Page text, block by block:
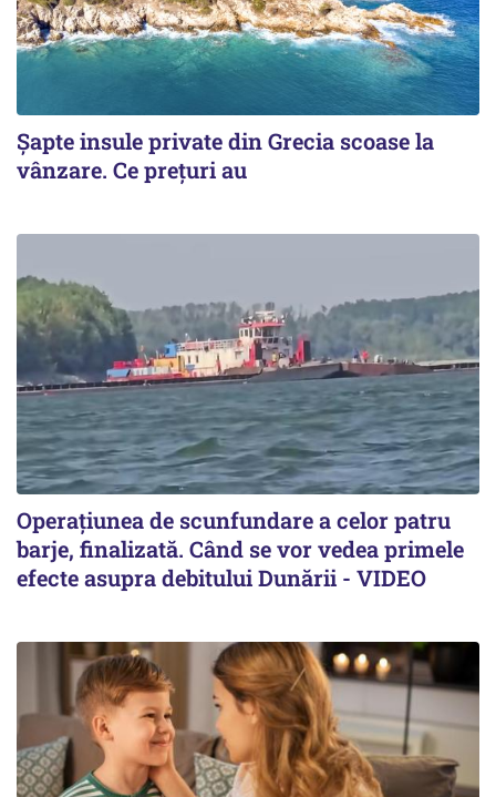
Șapte insule private din Grecia scoase la
vânzare. Ce prețuri au
Operațiunea de scunfundare a celor patru
barje, finalizată. Când se vor vedea primele
efecte asupra debitului Dunării - VIDEO